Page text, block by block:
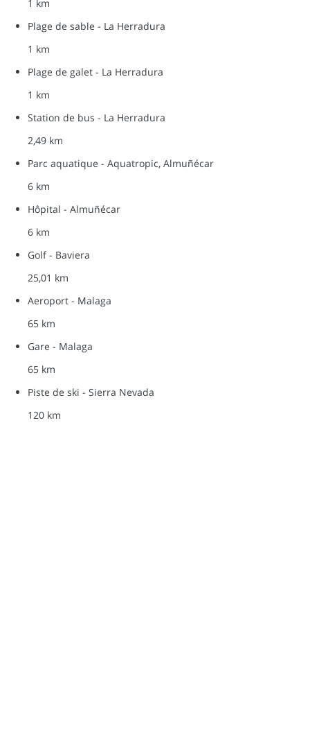
1 km
Plage de sable - La Herradura
1 km
Plage de galet - La Herradura
1 km
Station de bus - La Herradura
2,49 km
Parc aquatique - Aquatropic, Almuñécar
6 km
Hôpital - Almuñécar
6 km
Golf - Baviera
25,01 km
Aeroport - Malaga
65 km
Gare - Malaga
65 km
Piste de ski - Sierra Nevada
120 km